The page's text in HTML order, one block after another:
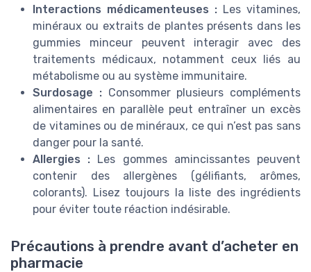
Interactions médicamenteuses : Les vitamines,
minéraux ou extraits de plantes présents dans les
gummies minceur peuvent interagir avec des
traitements médicaux, notamment ceux liés au
métabolisme ou au système immunitaire.
Surdosage :Consommer plusieurs compléments
alimentaires en parallèle peut entraîner un excès
de vitamines ou de minéraux, ce qui n’est pas sans
danger pour la santé.
Allergies : Les gommes amincissantes peuvent
contenir des allergènes (gélifiants, arômes,
colorants). Lisez toujours la liste des ingrédients
pour éviter toute réaction indésirable.
Précautions à prendre avant d’acheter en
pharmacie